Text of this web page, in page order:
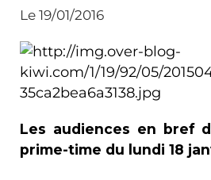
Le 19/01/2016
Les audiences en bref
prime-time du lundi 18